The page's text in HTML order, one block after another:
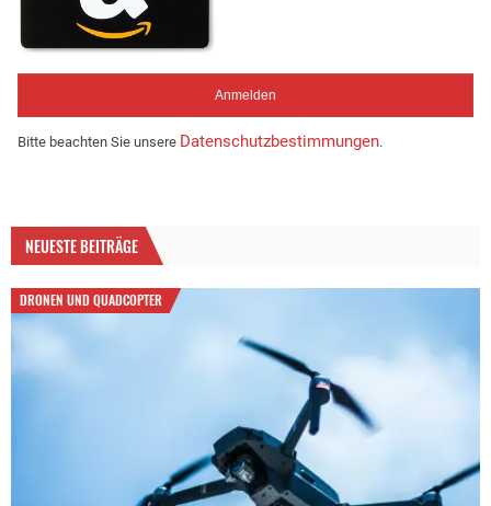
Bitte beachten Sie unsere Datenschutzbestimmungen.
NEUESTE BEITRÄGE
DRONEN UND QUADCOPTER